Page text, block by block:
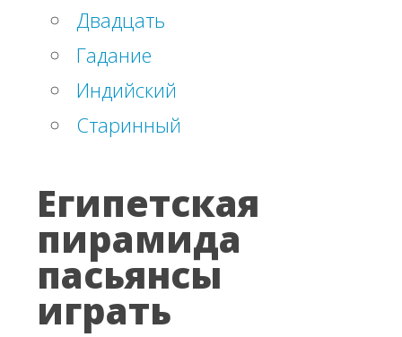
Двадцать
Гадание
Индийский
Старинный
Египетская
пирамида
пасьянсы
играть